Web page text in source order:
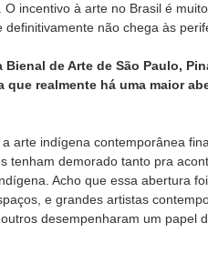
incentivo à arte no Brasil é
não chega às
de Arte de São Paulo,
que realmente há uma maior
arte indígena contemporânea
tenham demorado tanto pra
Acho que essa abertura
e grandes artistas
desempenharam um papel